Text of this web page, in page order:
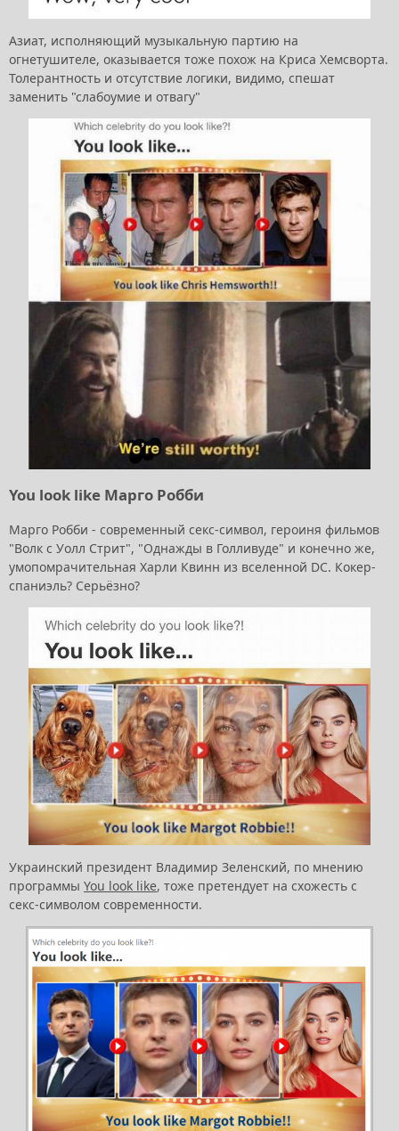
Азиат, исполняющий музыкальную партию на
огнетушителе, оказывается тоже похож на Криса Хемсворта.
Толерантность и отсутствие логики, видимо, спешат
заменить "слабоумие и отвагу"
You look like Марго Робби
Марго Робби - современный секс-символ, героиня фильмов
"Волк с Уолл Стрит", "Однажды в Голливуде" и конечно же,
умопомрачительная Харли Квинн из вселенной DC. Кокер-
спаниэль? Серьёзно?
Украинский президент Владимир Зеленский, по мнению
программы You look like, тоже претендует на схожесть с
секс-символом современности.